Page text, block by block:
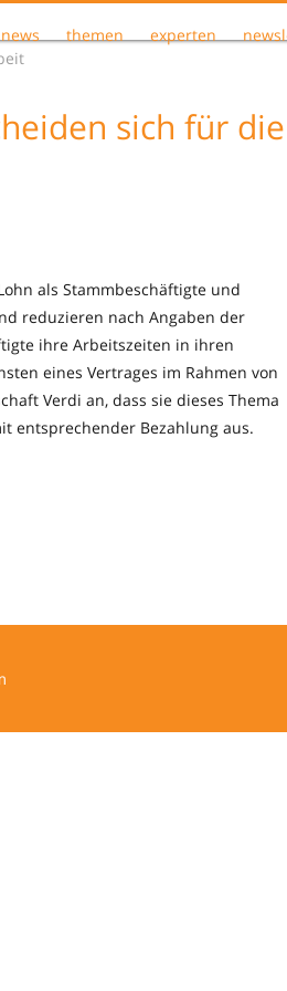
news themen experten
sich für die
als Stammbeschäftigte und
reduzieren nach Angaben der
ihre Arbeitszeiten in ihren
eines Vertrages im Rahmen von
Verdi an, dass sie dieses Thema
entsprechender Bezahlung aus.